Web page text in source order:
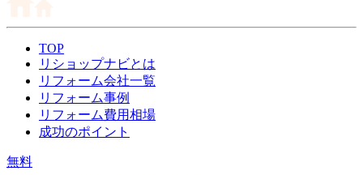
TOP
リショップナビとは
リフォーム会社一覧
リフォーム事例
リフォーム費用相場
成功のポイント
無料